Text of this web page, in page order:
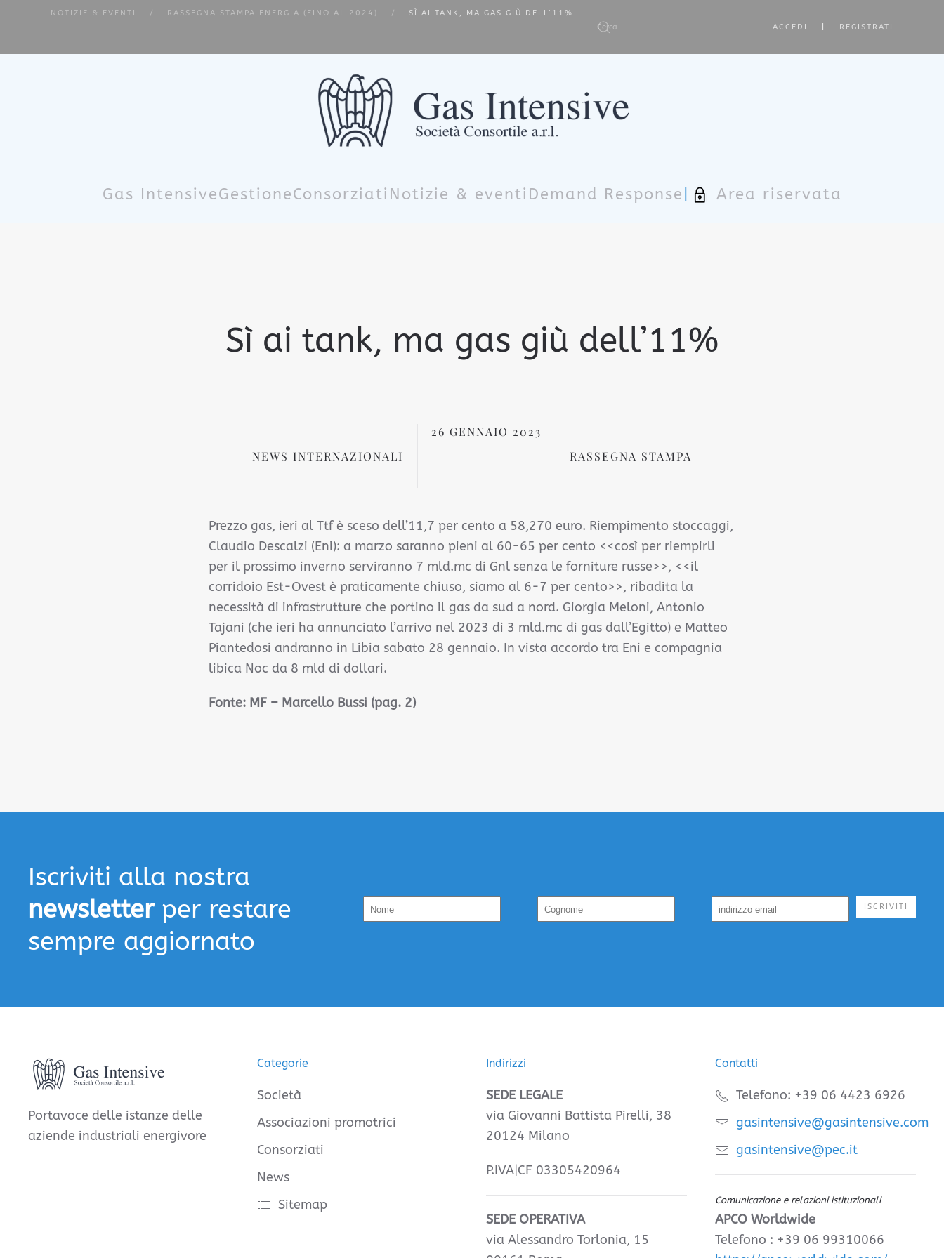
NOTIZIE & EVENTI RASSEGNA STAMPA ENERGIA (FINO AL 2024) SÌ AI TANK, MA GAS GIÙ DELL’11%
ACCEDI REGISTRATI
Gas IntensiveGestioneConsorziati Notizie & eventi Demand Response Area riservata
Sì ai tank, ma gas giù dell’11%
NEWS INTERNAZIONALI
26 GENNAIO 2023
RASSEGNA STAMPA
Prezzo gas, ieri al Ttf è sceso dell’11,7 per cento a 58,270 euro. Riempimento stoccaggi,
Claudio Descalzi (Eni): a marzo saranno pieni al 60-65 per cento <<così per riempirli
per il prossimo inverno serviranno 7 mld.mc di Gnl senza le forniture russe>>, <<il
corridoio Est-Ovest è praticamente chiuso, siamo al 6-7 per cento>>, ribadita la
necessità di infrastrutture che portino il gas da sud a nord. Giorgia Meloni, Antonio
Tajani (che ieri ha annunciato l’arrivo nel 2023 di 3 mld.mc di gas dall’Egitto) e Matteo
Piantedosi andranno in Libia sabato 28 gennaio. In vista accordo tra Eni e compagnia
libica Noc da 8 mld di dollari.
Fonte: MF – Marcello Bussi (pag. 2)
Iscriviti alla nostra
newsletterper restare
sempre aggiornato
ISCRIVITI
Portavoce delle istanze delle
aziende industriali energivore
Categorie
Società
Associazioni promotrici
Consorziati
News
Sitemap
Indirizzi
SEDE LEGALE
via Giovanni Battista Pirelli, 38
20124 Milano
P.IVA|CF 03305420964
SEDE OPERATIVA
via Alessandro Torlonia, 15
Contatti
Telefono: +39 06 4423 6926
gasintensive@gasintensive.com
gasintensive@pec.it
Comunicazione e relazioni istituzionali
APCO Worldwide
Telefono : +39 06 99310066